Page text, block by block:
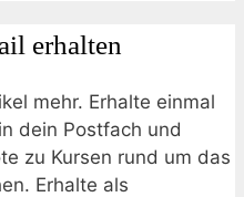
erhalten
mehr. Erhalte einmal
dein Postfach und
zu Kursen rund um das
Erhalte als